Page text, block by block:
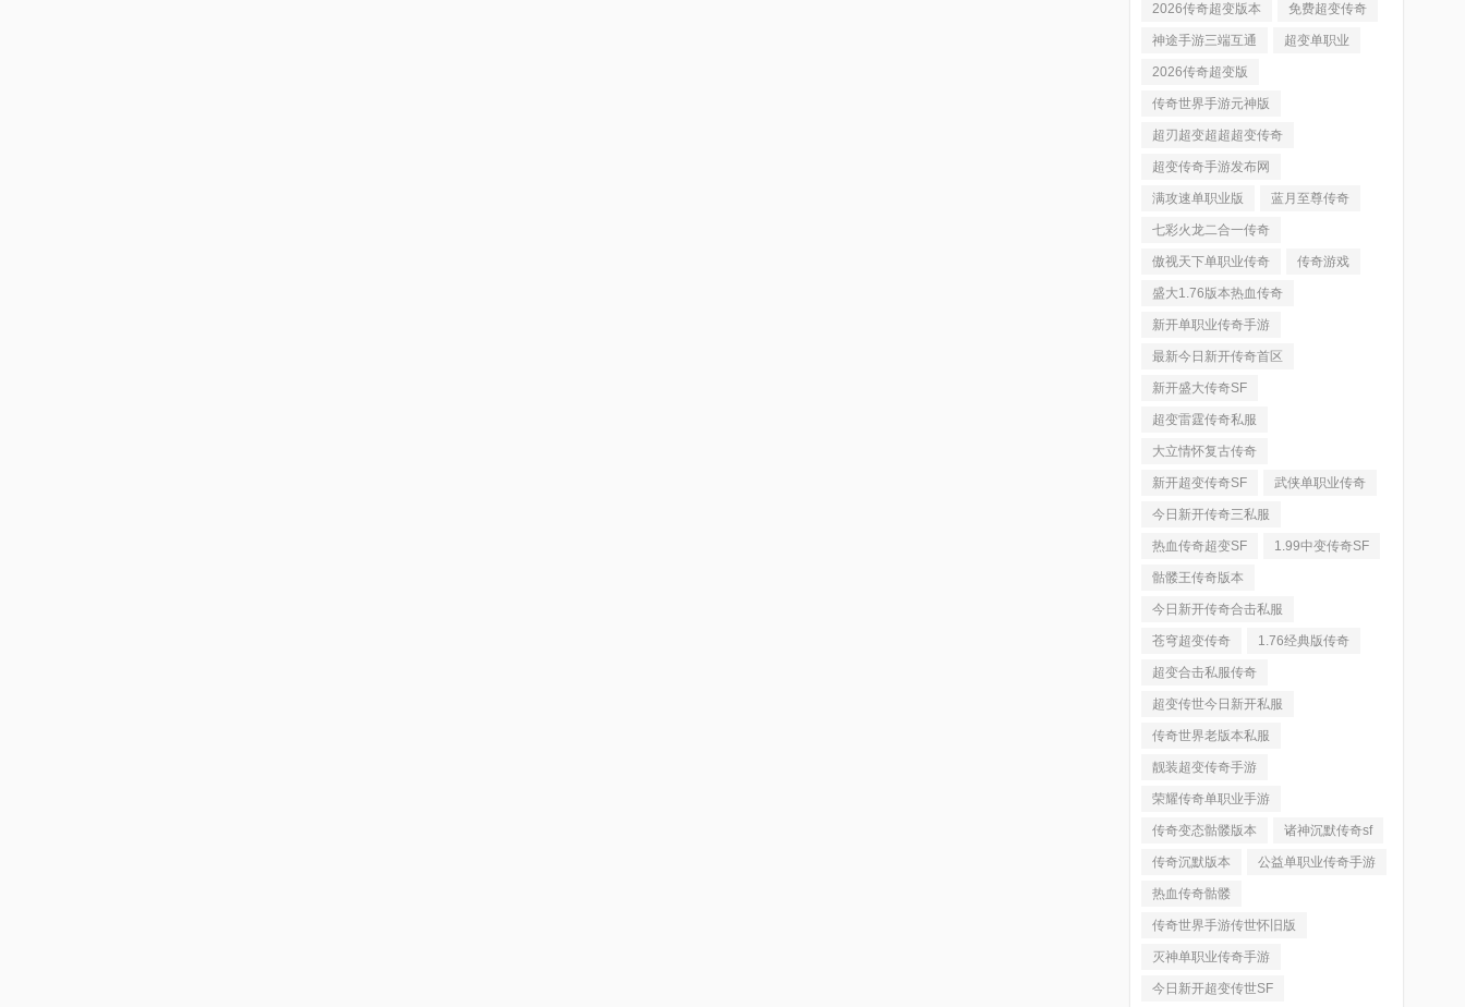
2026传奇超变版本 免费超变传奇
神途手游三端互通 超变单职业
2026传奇超变版
传奇世界手游元神版
超刃超变超超超变传奇
超变传奇手游发布网
满攻速单职业版 蓝月至尊传奇
七彩火龙二合一传奇
傲视天下单职业传奇 传奇游戏
盛大1.76版本热血传奇
新开单职业传奇手游
最新今日新开传奇首区
新开盛大传奇SF
超变雷霆传奇私服
大立情怀复古传奇
新开超变传奇SF 武侠单职业传奇
今日新开传奇三私服
热血传奇超变SF 1.99中变传奇SF
骷髅王传奇版本
今日新开传奇合击私服
苍穹超变传奇 1.76经典版传奇
超变合击私服传奇
超变传世今日新开私服
传奇世界老版本私服
靓装超变传奇手游
荣耀传奇单职业手游
传奇变态骷髅版本 诸神沉默传奇sf
传奇沉默版本 公益单职业传奇手游
热血传奇骷髅
传奇世界手游传世怀旧版
灭神单职业传奇手游
今日新开超变传世SF